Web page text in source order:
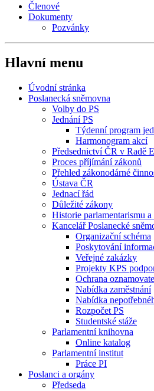
Členové
Dokumenty
Pozvánky
Hlavní menu
Úvodní stránka
Poslanecká sněmovna
Volby do PS
Jednání PS
Týdenní program
Harmonogram akcí
Předsednictví ČR v Radě
Proces příjímání zákonů
Přehled zákonodárné
Ústava ČR
Jednací řád
Důležité zákony
Historie parlamentarismu a
Kancelář Poslanecké
Organizační schéma
Poskytování
Veřejné zakázky
Projekty KPS
Ochrana
Nabídka zaměstnání
Nabídka
Rozpočet PS
Studentské stáže
Parlamentní knihovna
Online katalog
Parlamentní institut
Práce PI
Poslanci a orgány
Předseda